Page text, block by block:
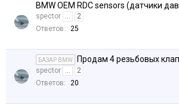
BMW OEM RDC sensors (датчики
spector ...
2
Ответов:
25
БАЗАР BMW Продам 4 резьбовых
spector ...
2
Ответов:
20